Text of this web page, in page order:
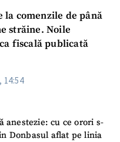
la comenzile de până
străine. Noile
fiscală publicată
14:54
anestezie: cu ce orori s-
Donbasul aflat pe linia